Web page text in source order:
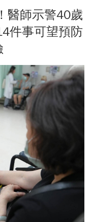
醫師示警40歲
件事可望預防